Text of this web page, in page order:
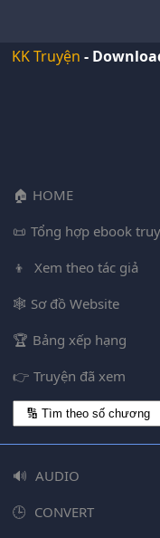
KK Truyện -
HOME
Tổng hợp ebook
Xem theo tác giả
Sơ đồ Website
Bảng xếp hạng
Truyện đã xem
AUDIO
CONVERT